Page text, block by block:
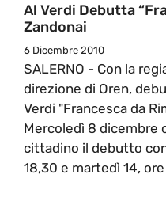
Al Verdi Debutta
Zandonai
6 Dicembre 2010
SALERNO - Con la
direzione di Oren,
Verdi "Francesca da
Mercoledì 8 dicembre
cittadino il debutto
18,30 e martedì 14,